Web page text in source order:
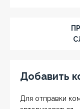
Добавить
Для отправки